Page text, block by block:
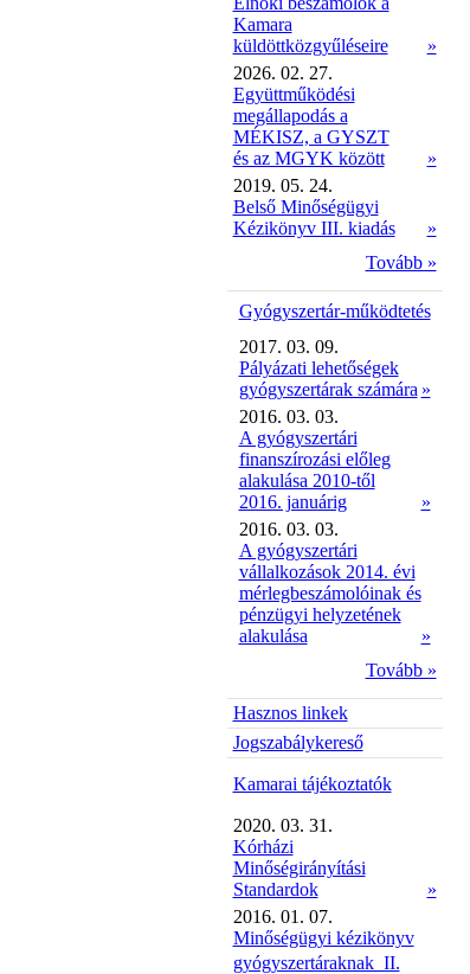
Kamara
küldöttközgyűléseire
»
2026. 02. 27.
Együttműködési
megállapodás a
MÉKISZ, a GYSZT
és az MGYK között
»
2019. 05. 24.
Belső Minőségügyi
Kézikönyv III. kiadás
»
Tovább »
Gyógyszertár-működtetés
2017. 03. 09.
Pályázati lehetőségek
gyógyszertárak számára »
2016. 03. 03.
A gyógyszertári
finanszírozási előleg
alakulása 2010-től
2016. januárig
»
2016. 03. 03.
A gyógyszertári
vállalkozások 2014. évi
mérlegbeszámolóinak és
pénzügyi helyzetének
alakulása
»
Tovább »
Hasznos linkek
Jogszabálykereső
Kamarai tájékoztatók
2020. 03. 31.
Kórházi
Minőségirányítási
Standardok
»
2016. 01. 07.
Minőségügyi kézikönyv
gyógyszertáraknak  II.